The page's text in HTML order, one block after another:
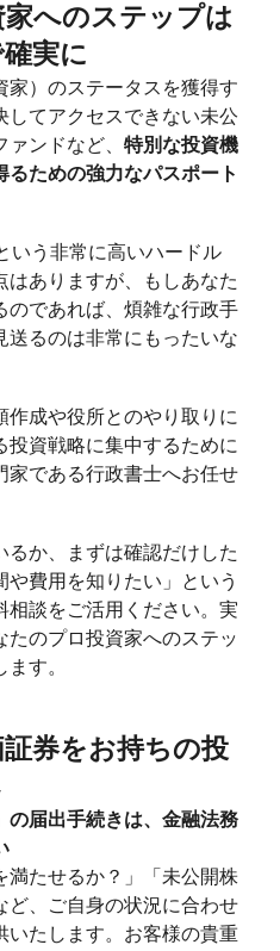
へのステップは
実に
家）のステータスを獲得す
してアクセスできない未公
ァンドなど、特別な投資機
ための強力なパスポート
いう非常に高いハードル
はありますが、もしあなた
のであれば、煩雑な行政手
送るのは非常にもったいな
作成や役所とのやり取りに
投資戦略に集中するために
家である行政書士へお任せ
るか、まずは確認だけした
費用を知りたい」という
相談をご活用ください。実
たのプロ投資家へのステッ
す。
券をお持ちの投
の届出手続きは、金融法務
満たせるか？」「未公開株
ど、ご自身の状況に合わせ
いたします。お客様の貴重